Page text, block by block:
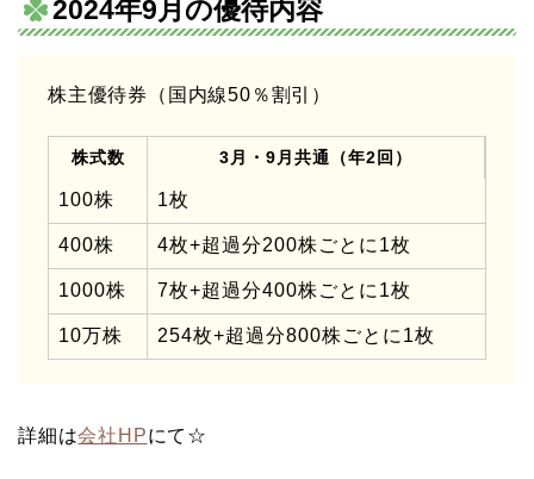
2024年9月の優待内容
株主優待券（国内線50％割引）
株式数 3月・9月共通（年2回）
100株 1枚
400株 4枚+超過分200株ごとに1枚
1000株 7枚+超過分400株ごとに1枚
10万株 254枚+超過分800株ごとに1枚
詳細は会社HPにて☆